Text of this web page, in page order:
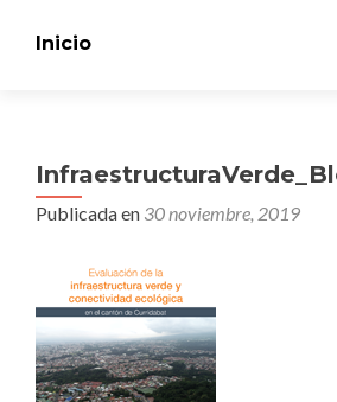
Inicio
Publicada en 30 noviembre, 2019